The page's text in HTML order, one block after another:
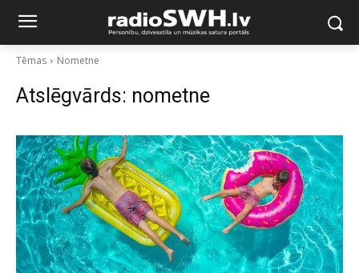
Tēmas Nometne
Atslēgvārds: nometne